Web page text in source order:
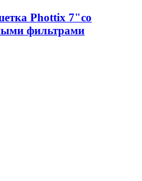
Phottix 7"со
фильтрами